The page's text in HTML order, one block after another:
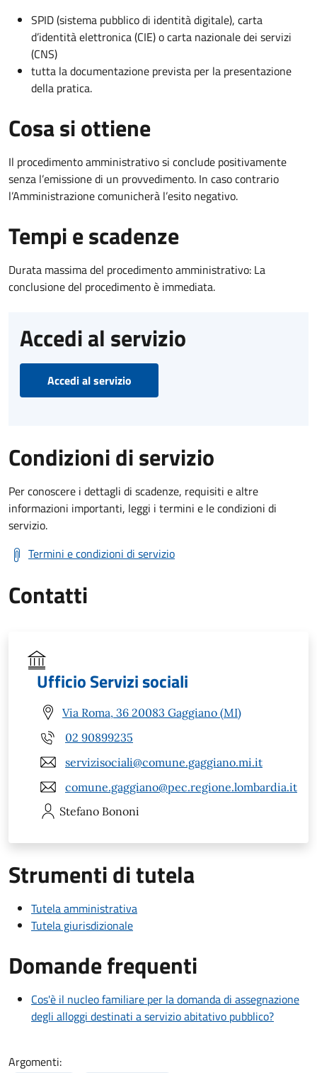
SPID (sistema pubblico di identità digitale), carta
d’identità elettronica (CIE) o carta nazionale dei servizi
(CNS)
tutta la documentazione prevista per la presentazione
della pratica.
Cosa si ottiene
Il procedimento amministrativo si conclude positivamente
senza l’emissione di un provvedimento. In caso contrario
l’Amministrazione comunicherà l’esito negativo.
Tempi e scadenze
Durata massima del procedimento amministrativo: La
conclusione del procedimento è immediata.
Accedi al servizio
Accedi al servizio
Condizioni di servizio
Per conoscere i dettagli di scadenze, requisiti e altre
informazioni importanti, leggi i termini e le condizioni di
servizio.
Termini e condizioni di servizio
Contatti
Ufficio Servizi sociali
Via Roma, 36 20083 Gaggiano (MI)
02 90899235
servizisociali@comune.gaggiano.mi.it
comune.gaggiano@pec.regione.lombardia.it
Stefano Bononi
Strumenti di tutela
Tutela amministrativa
Tutela giurisdizionale
Domande frequenti
Cos'è il nucleo familiare per la domanda di assegnazione
degli alloggi destinati a servizio abitativo pubblico?
Argomenti: